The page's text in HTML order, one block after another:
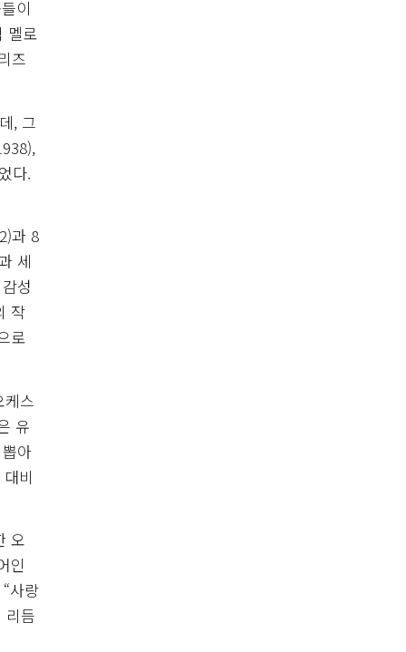
이
멜로
즈
, 그
다.
과 8
세
성
작
로
케스
유
아
비
오
인
사랑
리듬